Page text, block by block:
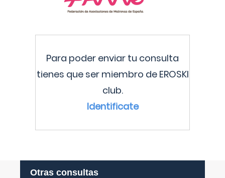
Para poder enviar tu consulta
tienes que ser miembro de EROSKI
club.
Identificate
Otras consultas